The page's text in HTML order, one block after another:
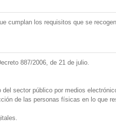
cumplan los requisitos que se
887/2006, de 21 de julio.
sector público por medios
de las personas físicas en lo que